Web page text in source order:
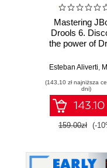
Mastering
Drools 6.
the power of
Rules for
complex
in your
Esteban Aliverti,
(143,10 zł najniższa
dni)
143.10
159.00zł (-